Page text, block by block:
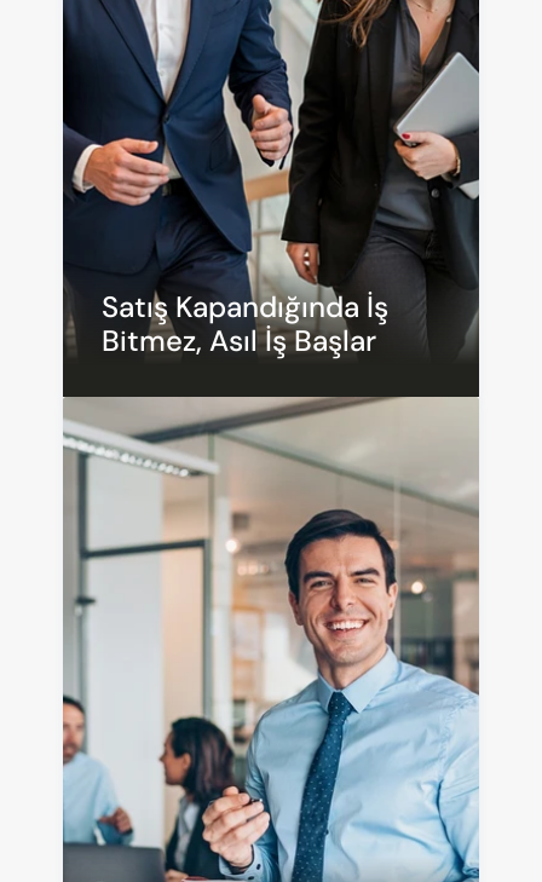
Satış Kapandığında İş
Bitmez, Asıl İş Başlar